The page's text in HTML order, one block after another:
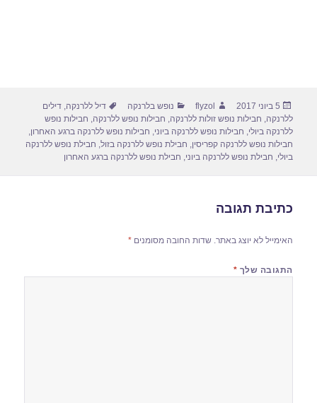
פורסם
בתאריך
5 ביוני 2017 מחבר
flyzol קטגוריות
נופש בלרנקה תגיות
דיל ללרנקה,דילים
ללרנקה, חבילות נופש זולות ללרנקה, חבילות נופש ללרנקה, חבילות נופש
ללרנקה ביולי, חבילות נופש ללרנקה ביוני, חבילות נופש ללרנקה ברגע האחרון,
חבילות נופש ללרנקה קפריסין, חבילת נופש ללרנקה בזול, חבילת נופש ללרנקה
ביולי, חבילת נופש ללרנקה ביוני, חבילת נופש ללרנקה ברגע האחרון
כתיבת תגובה
האימייל לא יוצג באתר. שדות החובה מסומנים*
התגובה שלך *